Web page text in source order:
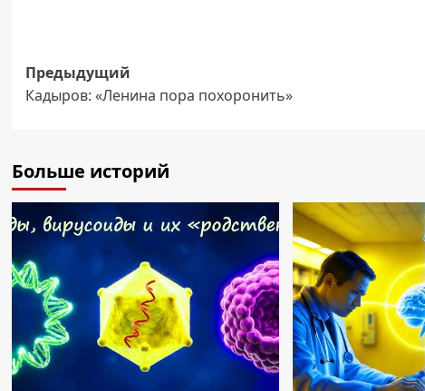
Навигация
записи
Предыдущий
Кадыров: «Ленина пора похоронить»
Больше историй